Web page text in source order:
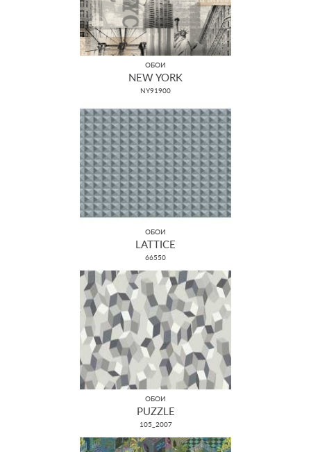
ОБОИ
NEW YORK
NY91900
ОБОИ
LATTICE
66550
ОБОИ
PUZZLE
105_2007